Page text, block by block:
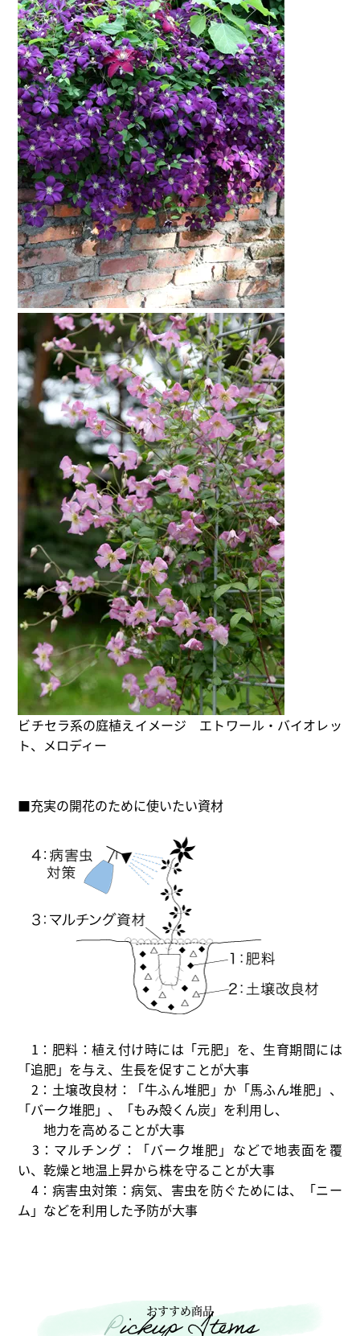
ビチセラ系の庭植えイメージ エトワール・バイオレッ
ト、メロディー
■充実の開花のために使いたい資材
1：肥料：植え付け時には「元肥」を、生育期間には
「追肥」を与え、生長を促すことが大事
2：土壌改良材：「牛ふん堆肥」か「馬ふん堆肥」、
「バーク堆肥」、「もみ殻くん炭」を利用し、
地力を高めることが大事
3：マルチング：「バーク堆肥」などで地表面を覆
い、乾燥と地温上昇から株を守ることが大事
4：病害虫対策：病気、害虫を防ぐためには、「ニー
ム」などを利用した予防が大事
おすすめ商品